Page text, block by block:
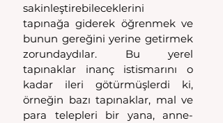
sakinleştirebileceklerini
tapınağa giderek öğrenmek ve
bunun gereğini yerine getirmek
zorundaydılar. Bu yerel
tapınaklar inanç istismarını o
kadar ileri götürmüşlerdi ki,
örneğin bazı tapınaklar, mal ve
para telepleri bir yana, anne-